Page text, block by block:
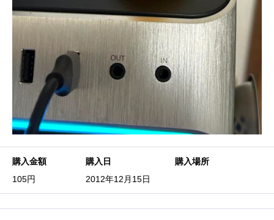
購入金額
105円
購入日
2012年12月15日
購入場所